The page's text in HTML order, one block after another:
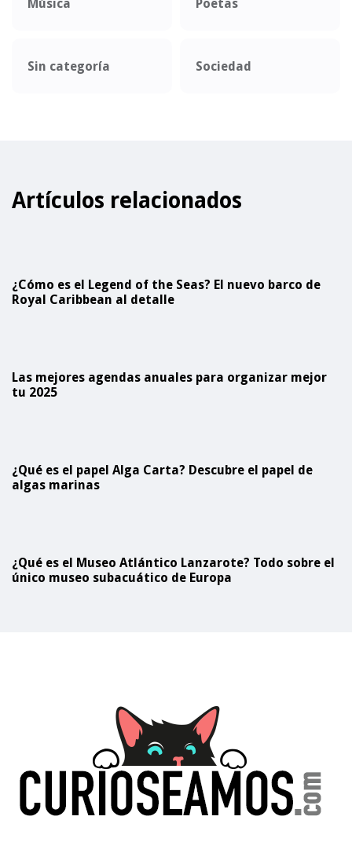
Música Poetas
Sin categoría Sociedad
Artículos relacionados
¿Cómo es el Legend of the Seas? El nuevo barco de
Royal Caribbean al detalle
Las mejores agendas anuales para organizar mejor
tu 2025
¿Qué es el papel Alga Carta? Descubre el papel de
algas marinas
¿Qué es el Museo Atlántico Lanzarote? Todo sobre el
único museo subacuático de Europa